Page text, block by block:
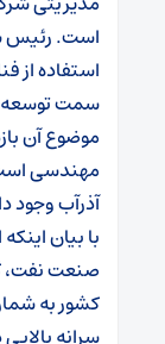
است. رئیس
استفاده از
سمت توسعه
موضوع آن
مهندسی
آذرآب وجود
با بیان
صنعت نفت،
کشور به
سرانه